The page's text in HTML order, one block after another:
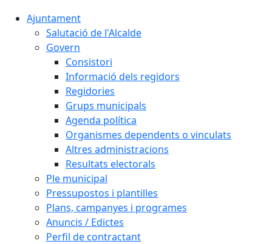
Ajuntament
Salutació de l'Alcalde
Govern
Consistori
Informació dels regidors
Regidories
Grups municipals
Agenda política
Organismes dependents o vinculats
Altres administracions
Resultats electorals
Ple municipal
Pressupostos i plantilles
Plans, campanyes i programes
Anuncis / Edictes
Perfil de contractant